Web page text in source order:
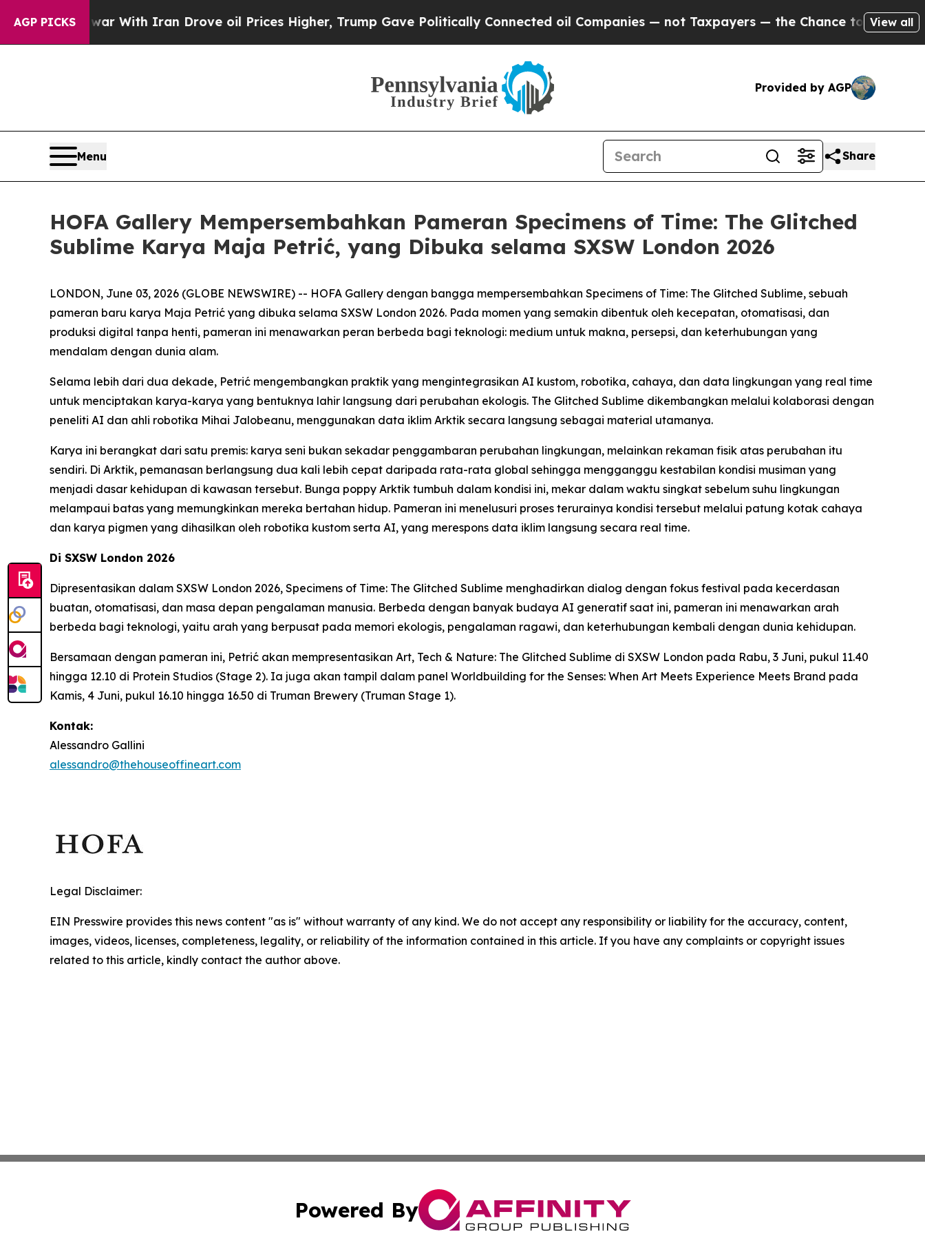
AGP PICKS
As war With Iran Drove oil Prices Higher, Trump Gave Politically Connected oil Companies — not Taxpayers — the Chance to Cash in on
View all
Provided by AGP
Menu Share
HOFA Gallery Mempersembahkan Pameran Specimens of Time: The Glitched
Sublime Karya Maja Petrić, yang Dibuka selama SXSW London 2026
LONDON, June 03, 2026 (GLOBE NEWSWIRE) -- HOFA Gallery dengan bangga mempersembahkan Specimens of Time: The Glitched Sublime, sebuah
pameran baru karya Maja Petrić yang dibuka selama SXSW London 2026. Pada momen yang semakin dibentuk oleh kecepatan, otomatisasi, dan
produksi digital tanpa henti, pameran ini menawarkan peran berbeda bagi teknologi: medium untuk makna, persepsi, dan keterhubungan yang
mendalam dengan dunia alam.
Selama lebih dari dua dekade, Petrić mengembangkan praktik yang mengintegrasikan AI kustom, robotika, cahaya, dan data lingkungan yang real time
untuk menciptakan karya-karya yang bentuknya lahir langsung dari perubahan ekologis. The Glitched Sublime dikembangkan melalui kolaborasi dengan
peneliti AI dan ahli robotika Mihai Jalobeanu, menggunakan data iklim Arktik secara langsung sebagai material utamanya.
Karya ini berangkat dari satu premis: karya seni bukan sekadar penggambaran perubahan lingkungan, melainkan rekaman fisik atas perubahan itu
sendiri. Di Arktik, pemanasan berlangsung dua kali lebih cepat daripada rata-rata global sehingga mengganggu kestabilan kondisi musiman yang
menjadi dasar kehidupan di kawasan tersebut. Bunga poppy Arktik tumbuh dalam kondisi ini, mekar dalam waktu singkat sebelum suhu lingkungan
melampaui batas yang memungkinkan mereka bertahan hidup. Pameran ini menelusuri proses terurainya kondisi tersebut melalui patung kotak cahaya
dan karya pigmen yang dihasilkan oleh robotika kustom serta AI, yang merespons data iklim langsung secara real time.
Di SXSW London 2026
Dipresentasikan dalam SXSW London 2026, Specimens of Time: The Glitched Sublime menghadirkan dialog dengan fokus festival pada kecerdasan
buatan, otomatisasi, dan masa depan pengalaman manusia. Berbeda dengan banyak budaya AI generatif saat ini, pameran ini menawarkan arah
berbeda bagi teknologi, yaitu arah yang berpusat pada memori ekologis, pengalaman ragawi, dan keterhubungan kembali dengan dunia kehidupan.
Bersamaan dengan pameran ini, Petrić akan mempresentasikan Art, Tech & Nature: The Glitched Sublime di SXSW London pada Rabu, 3 Juni, pukul 11.40
hingga 12.10 di Protein Studios (Stage 2). Ia juga akan tampil dalam panel Worldbuilding for the Senses: When Art Meets Experience Meets Brand pada
Kamis, 4 Juni, pukul 16.10 hingga 16.50 di Truman Brewery (Truman Stage 1).
Kontak:
Alessandro Gallini
alessandro@thehouseoffineart.com
Legal Disclaimer:
EIN Presswire provides this news content "as is" without warranty of any kind. We do not accept any responsibility or liability for the accuracy, content,
images, videos, licenses, completeness, legality, or reliability of the information contained in this article. If you have any complaints or copyright issues
related to this article, kindly contact the author above.
Powered By